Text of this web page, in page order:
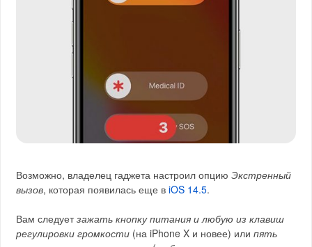
Возможно, владелец гаджета настроил опциюЭкстренный
вызов, которая появилась еще вiOS 14.5.
Вам следуетзажать кнопку питания и любую из клавиш
регулировки громкости (на iPhone X и новее) илипять